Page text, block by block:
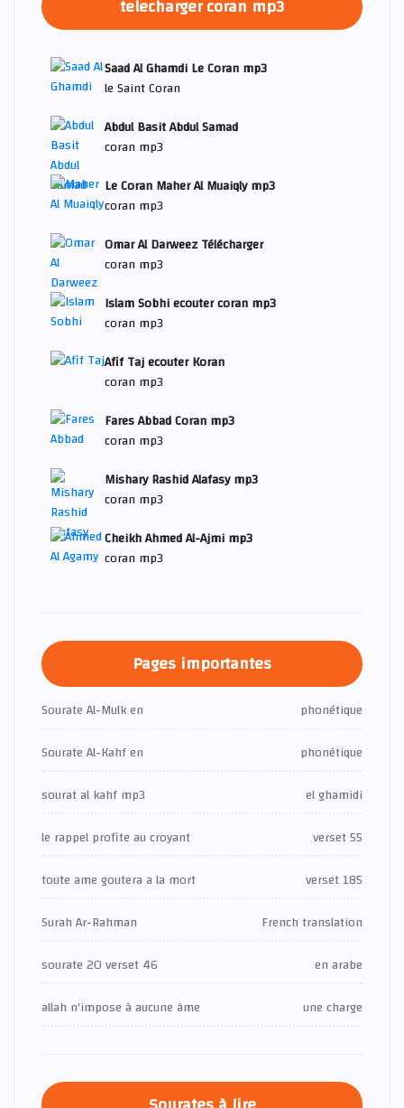
telecharger coran mp3
Saad Al Ghamdi Le Coran mp3
le Saint Coran
Abdul Basit Abdul Samad
coran mp3
Le Coran Maher Al Muaiqly mp3
coran mp3
Omar Al Darweez Télécharger
coran mp3
Islam Sobhi ecouter coran mp3
coran mp3
Afif Taj ecouter Koran
coran mp3
Fares Abbad Coran mp3
coran mp3
Mishary Rashid Alafasy mp3
coran mp3
Cheikh Ahmed Al-Ajmi mp3
coran mp3
Pages importantes
Sourate Al-Mulk en
phonétique
Sourate Al-Kahf en
phonétique
sourat al kahf mp3
el ghamidi
le rappel profite au croyant
verset 55
toute ame goutera a la mort
verset 185
Surah Ar-Rahman
French translation
sourate 20 verset 46
en arabe
allah n'impose à aucune âme
une charge